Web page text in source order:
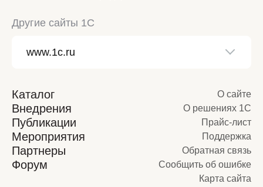
Другие сайты 1С
Каталог
Внедрения
Публикации
Мероприятия
Партнеры
Форум
О сайте
О решениях 1С
Прайс-лист
Поддержка
Обратная связь
Сообщить об ошибке
Карта сайта